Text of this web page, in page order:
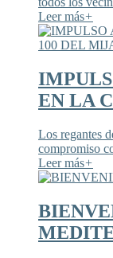
Leer más+
EN LA
Los regantes
compromiso
Leer más+